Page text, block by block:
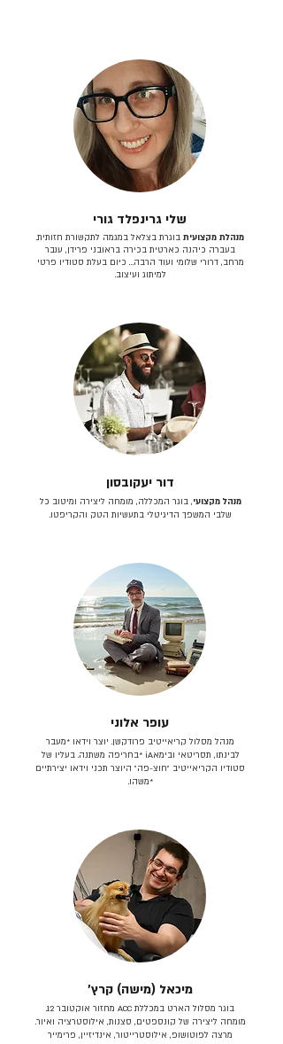
שלי גרינפלד גורי
מנהלת מקצועית בוגרת בצלאל במגמה לתקשורת חזותית.
בעברה כיהנה כארטית בכירה בראובני פרידן, ענבר
מרחב, דרורי שלומי ועוד הרבה… כיום בעלת סטודיו פרטי
למיתוג ועיצוב.
דור יעקובסון
מנהל מקצועי, בוגר המכללה, מומחה ליצירה ומיטוב כל
שלבי המשפך הדיגיטלי בתעשיות הטק והקריפטו.
עופר אלוני
מנהל מסלול קריאייטיב פרודקשן. יוצר וידאו *מעבר
לבינתו, תסריטאי וב​ימאiA‎ *בחריפה משתנה. בעליו של
סטודיו הקריאייטיב ״חוצ-פה״ היוצר תכני וידאו יצירתיים
*משהו.
מיכאל (מישה) קרץ׳
בוגר מסלול הארט במכללת ACC מחזור אוקטובר 12.
מומחה ליצירה של קונספטים, סצנות, אילוסטרציה ואיור.
מרצה לפוטושופ, אילוסטרייטור, אינדיזיין, פרימייר